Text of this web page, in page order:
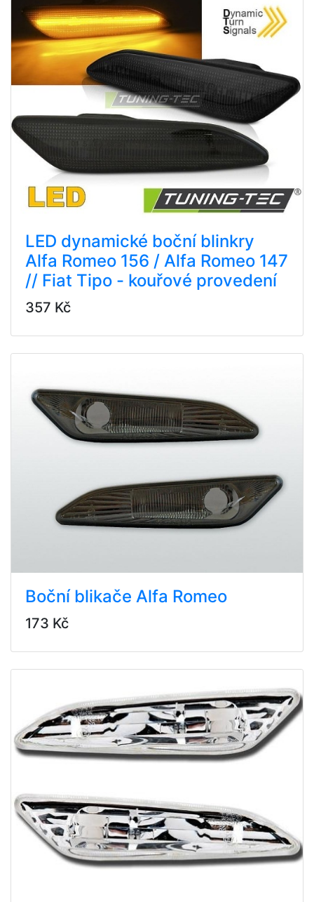
LED dynamické boční blinkry
Alfa Romeo 156 / Alfa Romeo 147
// Fiat Tipo - kouřové provedení
357 Kč
Boční blikače Alfa Romeo
173 Kč